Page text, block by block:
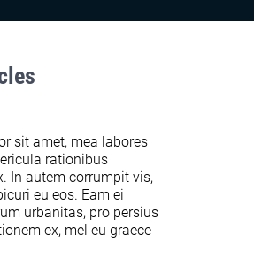
sit amet, mea labores
rationibus
In autem corrumpit vis,
eu eos. Eam ei
urbanitas, pro persius
ex, mel eu graece